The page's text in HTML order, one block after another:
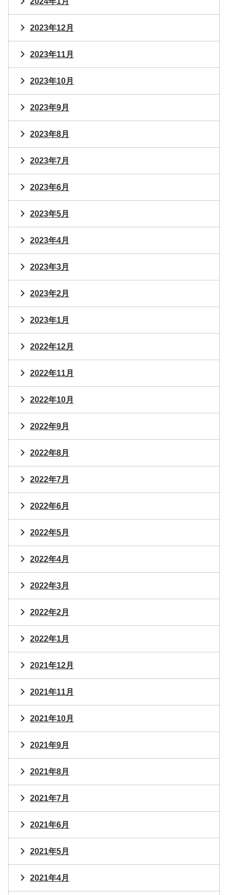
2023年12月
2023年11月
2023年10月
2023年9月
2023年8月
2023年7月
2023年6月
2023年5月
2023年4月
2023年3月
2023年2月
2023年1月
2022年12月
2022年11月
2022年10月
2022年9月
2022年8月
2022年7月
2022年6月
2022年5月
2022年4月
2022年3月
2022年2月
2022年1月
2021年12月
2021年11月
2021年10月
2021年9月
2021年8月
2021年7月
2021年6月
2021年5月
2021年4月